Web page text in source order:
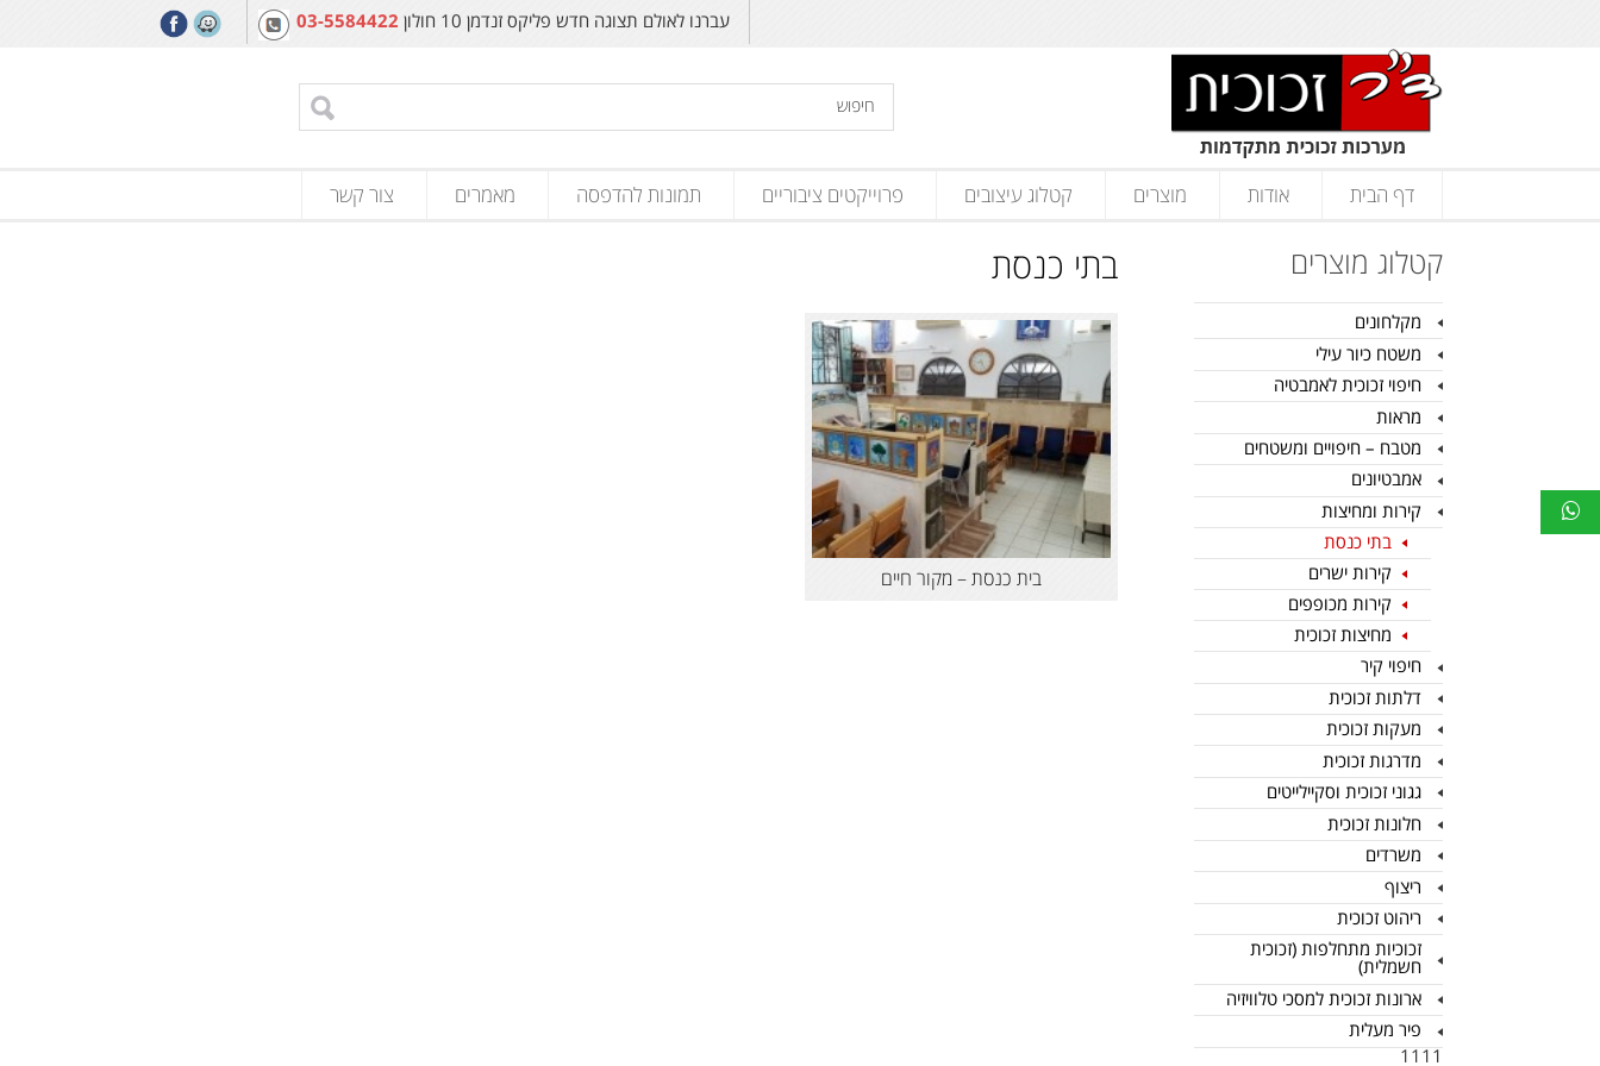
עברנו לאולם תצוגה חדש פליקס זנדמן 10 חולון 03-5584422
דף הבית אודות מוצרים קטלוג עיצובים פרוייקטים ציבוריים תמונות להדפסה מאמרים צור קשר
קטלוג מוצרים
מקלחונים
משטח כיור עילי
חיפוי זכוכית לאמבטיה
מראות
מטבח – חיפויים ומשטחים
אמבטיונים
קירות ומחיצות
בתי כנסת
קירות ישרים
קירות מכופפים
מחיצות זכוכית
חיפוי קיר
דלתות זכוכית
מעקות זכוכית
מדרגות זכוכית
גגוני זכוכית וסקיילייטים
חלונות זכוכית
משרדים
ריצוף
ריהוט זכוכית
זכוכיות מתחלפות (זכוכית
חשמלית)
ארונות זכוכית למסכי טלוויזיה
פיר מעלית
בתי כנסת
בית כנסת – מקור חיים
1111